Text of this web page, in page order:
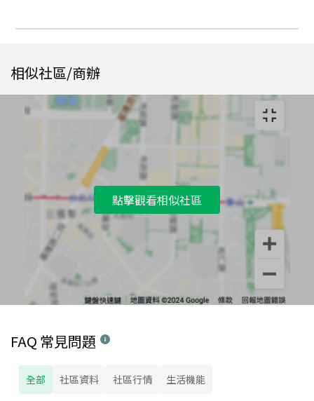
相似社區/商辦
點擊觀看相似社區
FAQ 常見問題
全部 社區資料 社區行情 生活機能